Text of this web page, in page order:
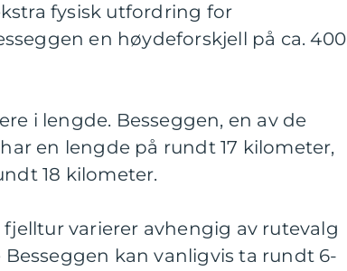
fysisk utfordring for
en høydeforskjell på ca. 400
i lengde. Besseggen, en av de
en lengde på rundt 17 kilometer,
18 kilometer.
varierer avhengig av rutevalg
kan vanligvis ta rundt 6-